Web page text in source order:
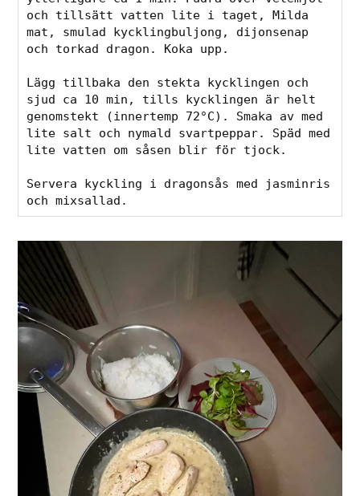
och tillsätt vatten lite i taget, Milda
mat, smulad kycklingbuljong, dijonsenap
och torkad dragon. Koka upp.
Lägg tillbaka den stekta kycklingen och
sjud ca 10 min, tills kycklingen är helt
genomstekt (innertemp 72°C). Smaka av med
lite salt och nymald svartpeppar. Späd med
lite vatten om såsen blir för tjock.
Servera kyckling i dragonsås med jasminris
och mixsallad.